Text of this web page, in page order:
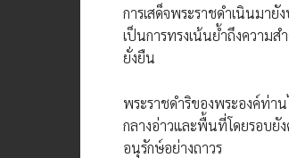
การเสด็จพระราชดำเนินมายั
เป็นการทรงเน้นย้ำถึงความ
ยั่งยืน
พระราชดำริของพระองค์ท่า
กลางอ่าวและพื้นที่โดยรอบยั
อนุรักษ์อย่างถาวร